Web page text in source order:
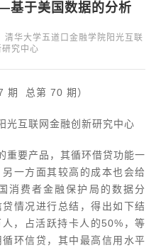
于美国数据的分析
清华大学五道口金融学院阳光互联
研究中心
期 总第 70 期）
光互联网金融创新研究中心
重要产品，其循环借贷功能一
一方面其较高的成本也会给
消费者金融保护局的数据分
情况进行总结，得出如下结
，占活跃持卡人的50%，等
环信贷，其中最高信用水平